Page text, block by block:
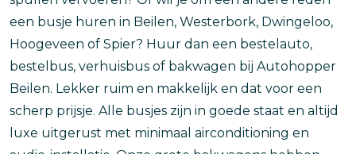
een busje huren in Beilen, Westerbork, Dwingeloo,
Hoogeveen of Spier? Huur dan een bestelauto,
bestelbus, verhuisbus of bakwagen bij Autohopper
Beilen. Lekker ruim en makkelijk en dat voor een
scherp prijsje. Alle busjes zijn in goede staat en altijd
luxe uitgerust met minimaal airconditioning en